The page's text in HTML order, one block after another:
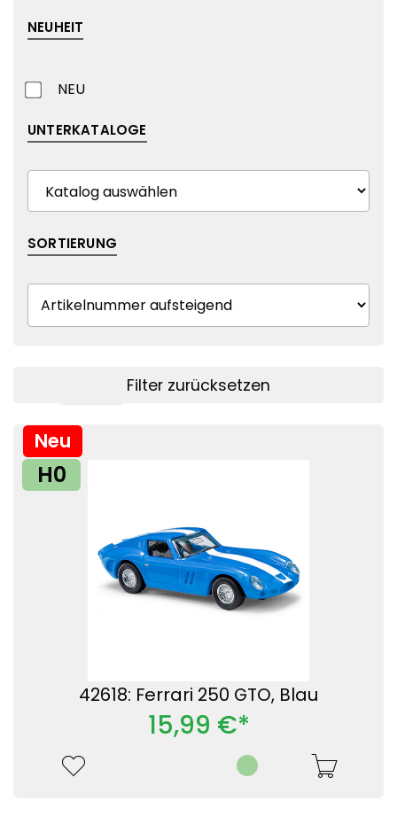
NEUHEIT
NEU
UNTERKATALOGE
SORTIERUNG
Filter anzeigen
Filter zurücksetzen
H0
42618: Ferrari 250 GTO, Blau
Neu
15,99 €*